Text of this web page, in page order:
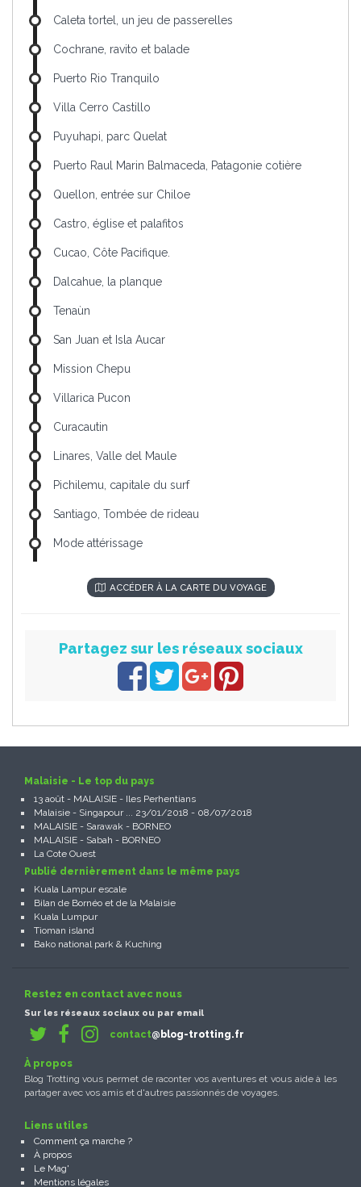
Caleta tortel, un jeu de passerelles
Cochrane, ravito et balade
Puerto Rio Tranquilo
Villa Cerro Castillo
Puyuhapi, parc Quelat
Puerto Raul Marin Balmaceda, Patagonie cotière
Quellon, entrée sur Chiloe
Castro, église et palafitos
Cucao, Côte Pacifique.
Dalcahue, la planque
Tenaùn
San Juan et Isla Aucar
Mission Chepu
Villarica Pucon
Curacautin
Linares, Valle del Maule
Pichilemu, capitale du surf
Santiago, Tombée de rideau
Mode attérissage
ACCÉDER À LA CARTE DU VOYAGE
Partagez sur les réseaux sociaux
Malaisie - Le top du pays
13 août - MALAISIE - Iles Perhentians
Malaisie - Singapour ... 23/01/2018 - 08/07/2018
MALAISIE - Sarawak - BORNEO
MALAISIE - Sabah - BORNEO
La Cote Ouest
Publié dernièrement dans le même pays
Kuala Lampur escale
Bilan de Bornéo et de la Malaisie
Kuala Lumpur
Tioman island
Bako national park & Kuching
Restez en contact avec nous
Sur les réseaux sociaux ou par email
contact@blog-trotting.fr
À propos
Blog Trotting vous permet de raconter vos aventures et vous aide à les
partager avec vos amis et d'autres passionnés de voyages.
Liens utiles
Comment ça marche ?
À propos
Le Mag'
Mentions légales